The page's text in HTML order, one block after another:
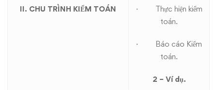
II. CHU TRÌNH KIỂM TOÁN
· Thực hiện kiểm
toán.
· Báo cáo Kiểm
toán.
2 – Ví dụ.